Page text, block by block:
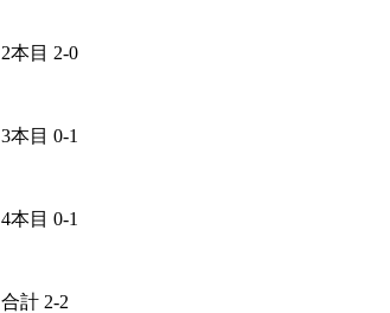
2本目 2-0
3本目 0-1
4本目 0-1
合計 2-2